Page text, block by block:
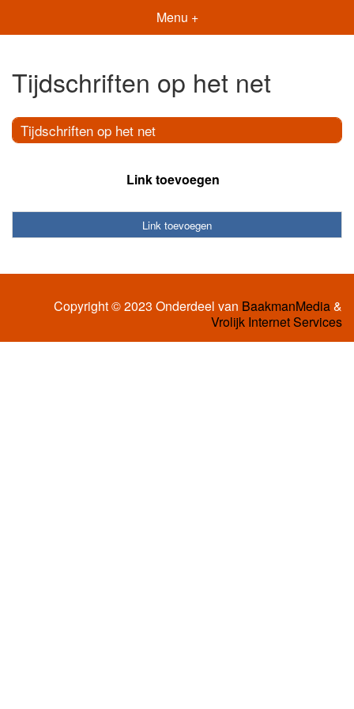
Menu +
Tijdschriften op het net
Tijdschriften op het net
Link toevoegen
Link toevoegen
Copyright © 2023 Onderdeel van BaakmanMedia&
Vrolijk Internet Services